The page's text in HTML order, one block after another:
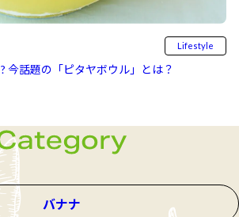
Lifestyle
今話題の「ピタヤボウル」とは？
バナナ